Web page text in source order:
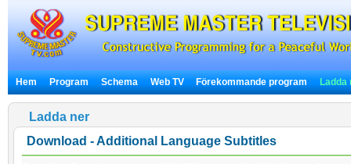
Hem Program Schema Web TV Förekommande program Ladda
Ladda ner
Download - Additional Language Subtitles